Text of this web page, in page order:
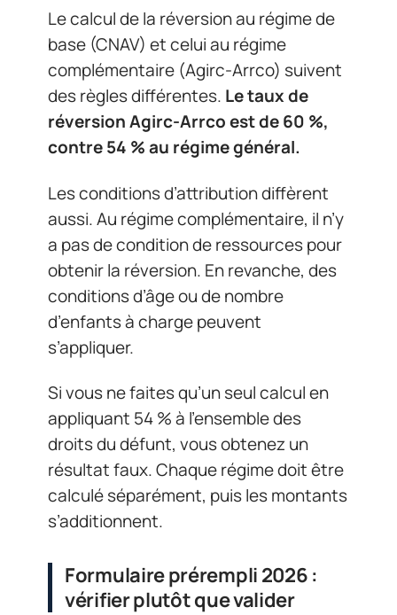
Le calcul de la réversion au régime de
base (CNAV) et celui au régime
complémentaire (Agirc-Arrco) suivent
des règles différentes. Le taux de
réversion Agirc-Arrco est de 60 %,
contre 54 % au régime général.
Les conditions d’attribution diffèrent
aussi. Au régime complémentaire, il n’y
a pas de condition de ressources pour
obtenir la réversion. En revanche, des
conditions d’âge ou de nombre
d’enfants à charge peuvent
s’appliquer.
Si vous ne faites qu’un seul calcul en
appliquant 54 % à l’ensemble des
droits du défunt, vous obtenez un
résultat faux. Chaque régime doit être
calculé séparément, puis les montants
s’additionnent.
Formulaire prérempli 2026 :
vérifier plutôt que valider